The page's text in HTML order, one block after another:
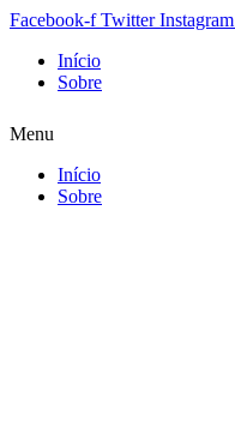
Facebook-f Twitter Instagram
Início
Sobre
Menu
Início
Sobre